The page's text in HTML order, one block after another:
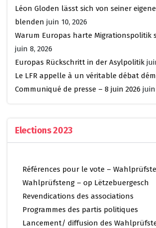
Léon Gloden lässt sich von seiner
blenden juin 10, 2026
Warum Europas harte Migrationspolitik
juin 8, 2026
Europas Rückschritt in der Asylpolitik
Le LFR appelle à un véritable débat
Communiqué de presse – 8 juin 2026 juin
Elections 2023
Références pour le vote –
Wahlprüfsteng – op Lëtzebuergesch
Revendications des associations
Programmes des partis politiques
Lancement/ diffusion des